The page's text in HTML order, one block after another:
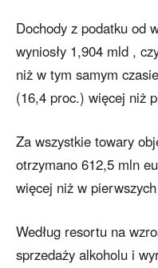
Dochody z podatku od
wyniosły 1,904 mld ,
niż w tym samym
(16,4 proc.) więcej niż
Za wszystkie towary
otrzymano 612,5 mln
więcej niż w
Według resortu na
sprzedaży alkoholu i